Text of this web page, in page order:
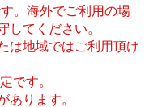
。海外でご利用の場
てください。
は地域ではご利用頂け
です。
ります。